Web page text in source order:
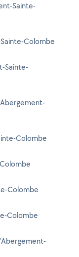
Sainte-
Colombe
Sainte-
Colombe
Colombe
Colombe